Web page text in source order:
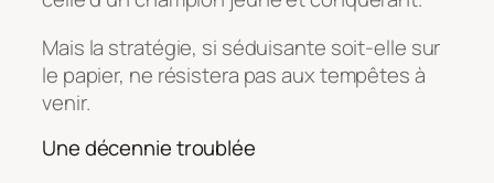
Mais la stratégie, si séduisante soit-elle sur
le papier, ne résistera pas aux tempêtes à
venir.
Une décennie troublée